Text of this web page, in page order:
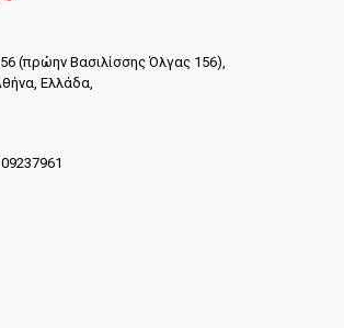
(πρώην Βασιλίσσης Όλγας 156),
Ελλάδα,